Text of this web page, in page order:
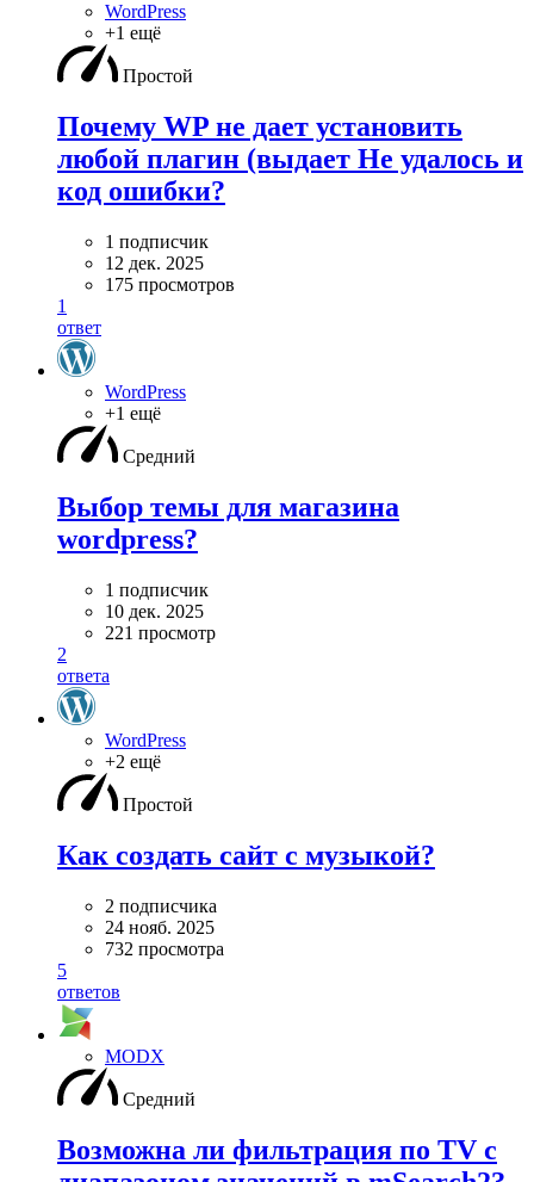
WordPress
+1 ещё
Простой
Почему WP не дает установить
любой плагин (выдает Не удалось и
код ошибки?
1 подписчик
12 дек. 2025
175 просмотров
1
ответ
WordPress
+1 ещё
Средний
Выбор темы для магазина
wordpress?
1 подписчик
10 дек. 2025
221 просмотр
2
ответа
WordPress
+2 ещё
Простой
Как создать сайт с музыкой?
2 подписчика
24 нояб. 2025
732 просмотра
5
ответов
MODX
Средний
Возможна ли фильтрация по TV с